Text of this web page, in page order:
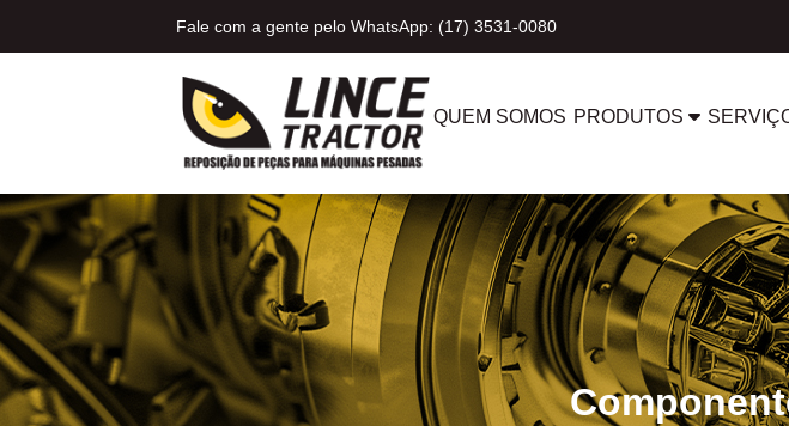
Fale com a gente pelo WhatsApp: (17) 3531-0080
QUEM SOMOS PRODUTOS